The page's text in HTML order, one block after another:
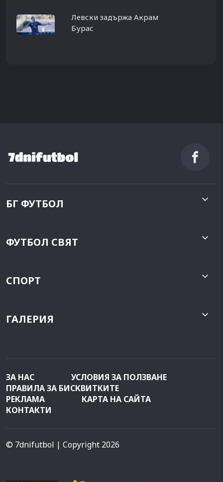
Левски задържа Акрам
Бурас
БГ ФУТБОЛ
ФУТБОЛ СВЯТ
СПОРТ
ГАЛЕРИЯ
ЗА НАС
УСЛОВИЯ ЗА ПОЛЗВАНЕ
ПРАВИЛА ЗА БИСКВИТКИТЕ
РЕКЛАМА
КАРТА НА САЙТА
КОНТАКТИ
© 7dnifutbol | Copyright 2026